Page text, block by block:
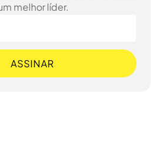
melhor líder.
ASSINAR